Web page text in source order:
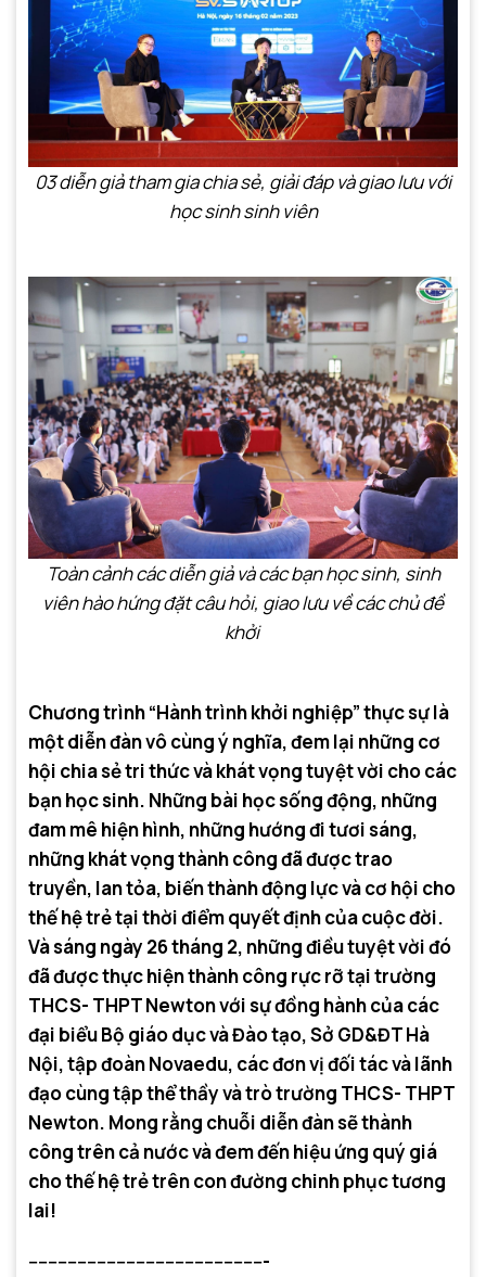
03 diễn giả tham gia chia sẻ, giải đáp và giao lưu với
học sinh sinh viên
Toàn cảnh các diễn giả và các bạn học sinh, sinh
viên hào hứng đặt câu hỏi, giao lưu về các chủ đề
khởi
Chương trình “Hành trình khởi nghiệp” thực sự là
một diễn đàn vô cùng ý nghĩa, đem lại những cơ
hội chia sẻ tri thức và khát vọng tuyệt vời cho các
bạn học sinh. Những bài học sống động, những
đam mê hiện hình, những hướng đi tươi sáng,
những khát vọng thành công đã được trao
truyền, lan tỏa, biến thành động lực và cơ hội cho
thế hệ trẻ tại thời điểm quyết định của cuộc đời.
Và sáng ngày 26 tháng 2, những điều tuyệt vời đó
đã được thực hiện thành công rực rỡ tại trường
THCS- THPT Newton với sự đồng hành của các
đại biểu Bộ giáo dục và Đào tạo, Sở GD&ĐT Hà
Nội, tập đoàn Novaedu, các đơn vị đối tác và lãnh
đạo cùng tập thể thầy và trò trường THCS- THPT
Newton. Mong rằng chuỗi diễn đàn sẽ thành
công trên cả nước và đem đến hiệu ứng quý giá
cho thế hệ trẻ trên con đường chinh phục tương
lai!
-------------------------------------------------